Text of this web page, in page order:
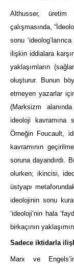
Althusser,
çalışmasında,
sonu
ilişkin iddialara
yaklaşımların
oluşturur. Bunun
etmeyen yazarlar
(Marksizm
ideoloji kavramına
Örneğin Foucault,
kavramının
soruna dayandırdı.
olurken; ikincisi,
üstyapı
ideolojinin sonu
‘ideoloji’nin hala
birkaçının
Sadece iktidarla
Marx ve